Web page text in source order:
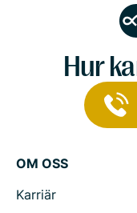
Hur
OM OSS
Karriär